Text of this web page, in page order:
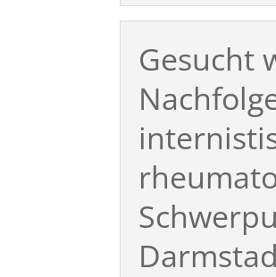
Gesucht